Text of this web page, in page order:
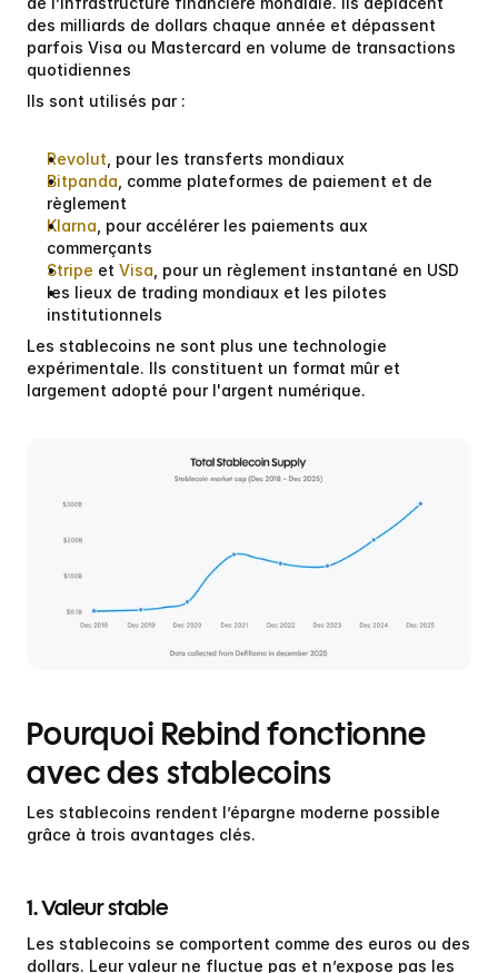
des milliards de dollars chaque année et dépassent
parfois Visa ou Mastercard en volume de transactions
quotidiennes
Ils sont utilisés par :
Revolut , pour les transferts mondiaux
Bitpanda , comme plateformes de paiement et de
règlement
Klarna , pour accélérer les paiements aux
commerçants
Stripe et Visa , pour un règlement instantané en USD
les lieux de trading mondiaux et les pilotes
institutionnels
Les stablecoins ne sont plus une technologie
expérimentale. Ils constituent un format mûr et
largement adopté pour l'argent numérique.
Pourquoi Rebind fonctionne
avec des stablecoins
Les stablecoins rendent l’épargne moderne possible
grâce à trois avantages clés.
1. Valeur stable
Les stablecoins se comportent comme des euros ou des
dollars. Leur valeur ne fluctue pas et n’expose pas les